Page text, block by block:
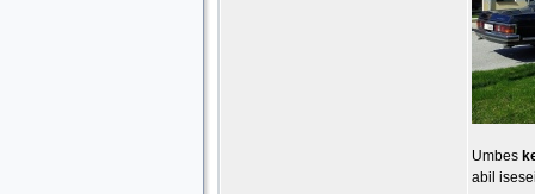
Umbes
abil